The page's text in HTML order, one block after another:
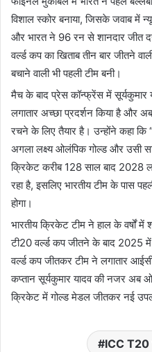
विशाल स्कोर बनाया, जिसके जवाब में
और भारत ने 96 रन से शानदार जीत
वर्ल्ड कप का खिताब तीन बार जीतने
बचाने वाली भी पहली टीम बनी।
मैच के बाद प्रेस कॉन्फ्रेंस में सूर्यकुमार
लगातार अच्छा प्रदर्शन किया है और
रचने के लिए तैयार है। उन्होंने कहा कि
अगला लक्ष्य ओलंपिक गोल्ड और उसी
क्रिकेट करीब 128 साल बाद 2028
रहा है, इसलिए भारतीय टीम के पास
होगा।
भारतीय क्रिकेट टीम ने हाल के वर्षों
टी20 वर्ल्ड कप जीतने के बाद 2025
वर्ल्ड कप जीतकर टीम ने लगातार
कप्तान सूर्यकुमार यादव की नजर अब
क्रिकेट में गोल्ड मेडल जीतकर नई
ICC